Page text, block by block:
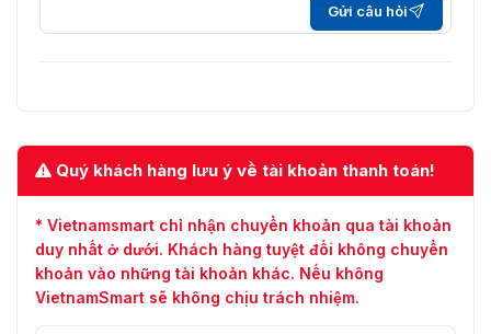
Gửi câu hỏi
Quý khách hàng lưu ý về tài khoản thanh toán!
* Vietnamsmart chỉ nhận chuyển khoản qua tài khoản
duy nhất ở dưới. Khách hàng tuyệt đối không chuyển
khoản vào những tài khoản khác. Nếu không
VietnamSmart sẽ không chịu trách nhiệm.